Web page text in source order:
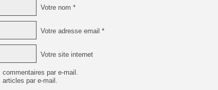
Votre nom *
Votre adresse email *
Votre site internet
par e-mail.
articles par e-mail.